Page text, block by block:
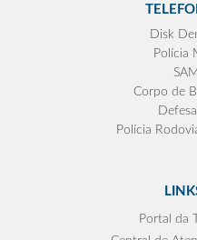
Disk
Polícia
Corpo de
Polícia
Portal da